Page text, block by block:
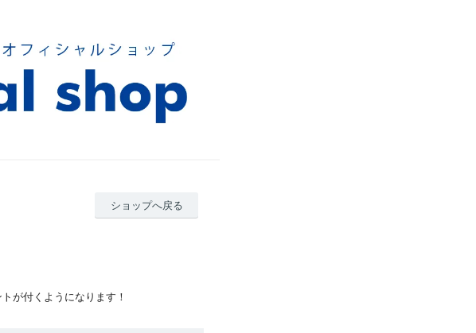
ショップへ戻る
が付くようになります！